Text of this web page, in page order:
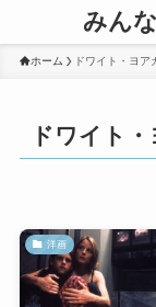
みん
ホーム ドワイト・ヨア
ドワイト
洋画